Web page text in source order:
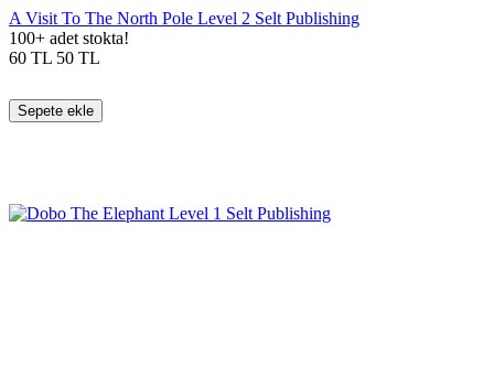
A Visit To The North Pole Level 2 Selt Publishing
100+ adet stokta!
60 TL 50 TL
Sepete ekle